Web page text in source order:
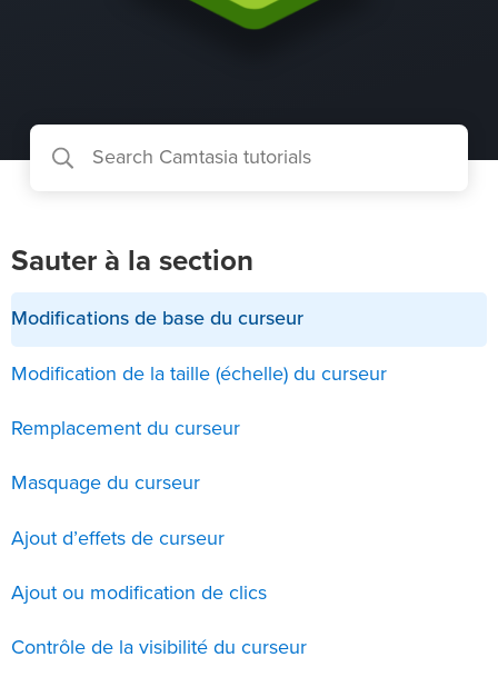
Sauter à la section
Modifications de base du curseur
Modification de la taille (échelle) du curseur
Remplacement du curseur
Masquage du curseur
Ajout d’effets de curseur
Ajout ou modification de clics
Contrôle de la visibilité du curseur